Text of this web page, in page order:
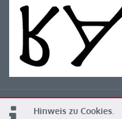
Hinweis zu Cookies.
© 2026